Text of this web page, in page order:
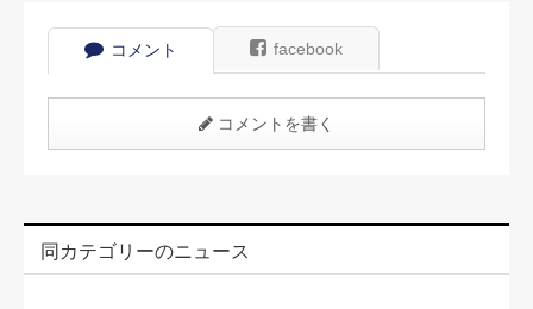
コメント facebook
コメントを書く
同カテゴリーのニュース